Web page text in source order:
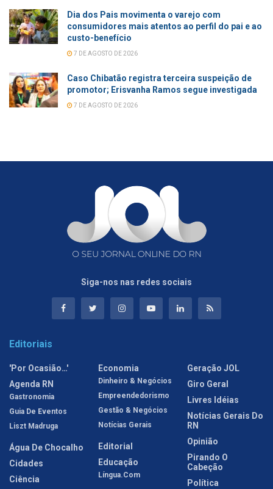
Dia dos Pais movimenta o varejo com
consumidores mais atentos ao perfil do pai e ao
custo-benefício
7 DE AGOSTO DE 2026
Caso Chibatão registra terceira suspeição de
promotor; Erisvanha Ramos segue investigada
7 DE AGOSTO DE 2026
Siga-nos nas redes sociais
Editoriais
'Por Ocasião…'
Agenda RN
Gastronomia
Guia De Eventos
Liszt Madruga
Água De Chocalho
Cidades
Ciência
Economia
Dinheiro & Negócios
Empreendedorismo
Gestão & Negócios
Notícias Gerais
Editorial
Educação
Língua.com
Geração JOL
Giro Geral
Livres Idéias
Notícias Gerais Do
RN
Opinião
Pirando O
Cabeção
Política